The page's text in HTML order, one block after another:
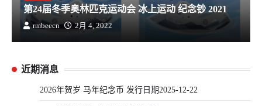
第24届冬季奥林匹克运动会 冰上运动 纪念钞 2021
rmbeecn 2月 4, 2022
近期消息
2026年贺岁 马年纪念币 发行日期2025-12-22